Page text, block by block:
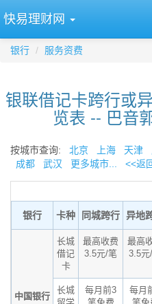
快易理财网
银行 服务资费
银联借记卡跨行或
览表 -- 巴音
按城市查询: 北京 上海 天津
成都
武汉 更多城市... <<返
银行 卡种 同城跨行 异地
中国银行
长城
借记
卡
最高收费
3.5元/笔
最高
3.5元
长城
每月前3
每月